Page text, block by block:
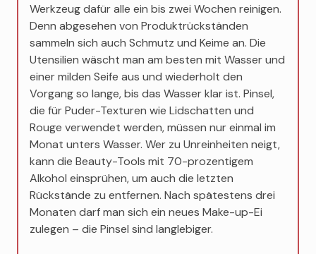
Werkzeug dafür alle ein bis zwei Wochen reinigen.
Denn abgesehen von Produktrückständen
sammeln sich auch Schmutz und Keime an. Die
Utensilien wäscht man am besten mit Wasser und
einer milden Seife aus und wiederholt den
Vorgang so lange, bis das Wasser klar ist. Pinsel,
die für Puder-Texturen wie Lidschatten und
Rouge verwendet werden, müssen nur einmal im
Monat unters Wasser. Wer zu Unreinheiten neigt,
kann die Beauty-Tools mit 70-prozentigem
Alkohol einsprühen, um auch die letzten
Rückstände zu entfernen. Nach spätestens drei
Monaten darf man sich ein neues Make-up-Ei
zulegen – die Pinsel sind langlebiger.